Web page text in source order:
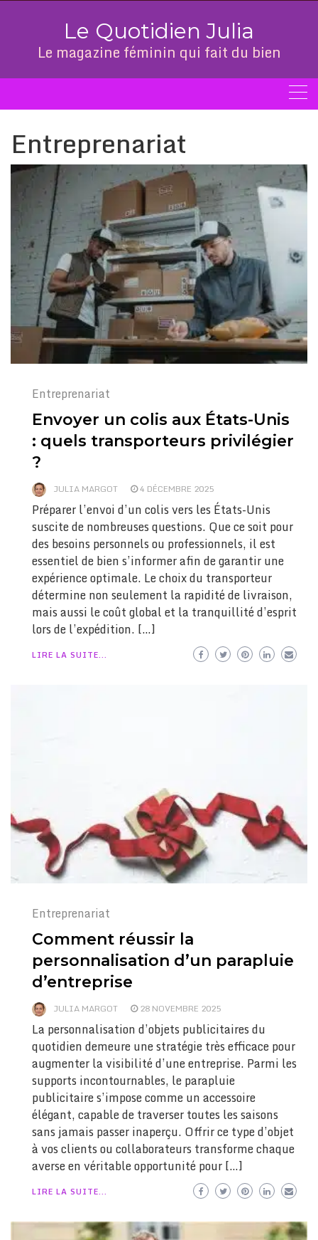
Le Quotidien Julia
Le magazine féminin qui fait du bien
Entreprenariat
Entreprenariat
Envoyer un colis aux États-Unis
: quels transporteurs privilégier
?
JULIA MARGOT 4 DÉCEMBRE 2025
Préparer l’envoi d’un colis vers les États-Unis
suscite de nombreuses questions. Que ce soit pour
des besoins personnels ou professionnels, il est
essentiel de bien s’informer afin de garantir une
expérience optimale. Le choix du transporteur
détermine non seulement la rapidité de livraison,
mais aussi le coût global et la tranquillité d’esprit
lors de l’expédition. […]
LIRE LA SUITE...
Entreprenariat
Comment réussir la
personnalisation d’un parapluie
d’entreprise
JULIA MARGOT 28 NOVEMBRE 2025
La personnalisation d’objets publicitaires du
quotidien demeure une stratégie très efficace pour
augmenter la visibilité d’une entreprise. Parmi les
supports incontournables, le parapluie
publicitaire s’impose comme un accessoire
élégant, capable de traverser toutes les saisons
sans jamais passer inaperçu. Offrir ce type d’objet
à vos clients ou collaborateurs transforme chaque
averse en véritable opportunité pour […]
LIRE LA SUITE...